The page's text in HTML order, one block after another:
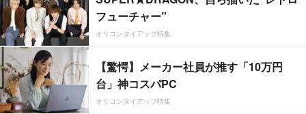
フューチャー”
オリコンタイアップ特集
【驚愕】メーカー社員が推す「10万円
台」神コスパPC
オリコンタイアップ特集